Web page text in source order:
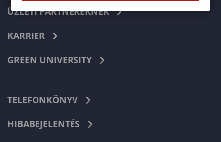
ÜZLETI PARTNEREKNEK
KARRIER
GREEN UNIVERSITY
TELEFONKÖNYV
HIBABEJELENTÉS